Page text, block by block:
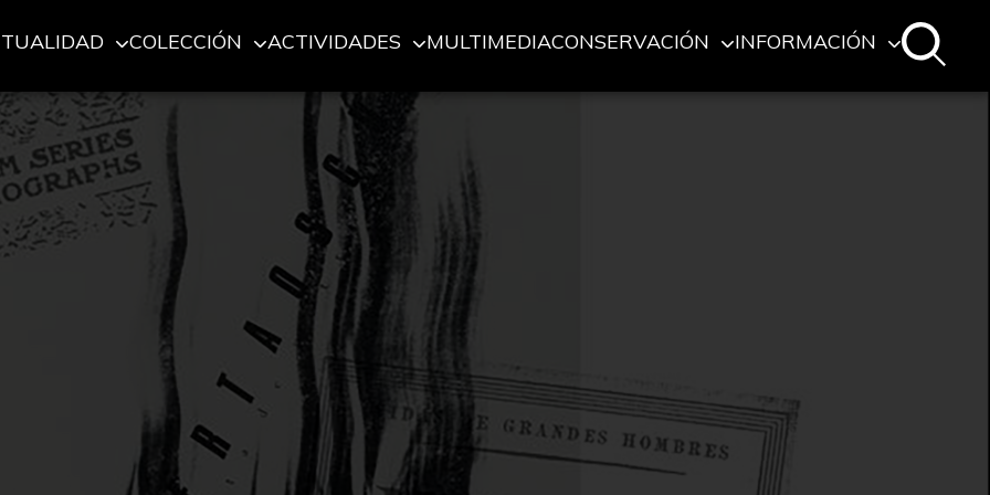
COLECCIÓN ACTIVIDADES MULTIMEDIACONSERVACIÓN INFORMACIÓN